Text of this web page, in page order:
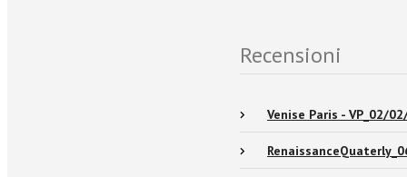
Recensioni
Venise Paris - VP_02/